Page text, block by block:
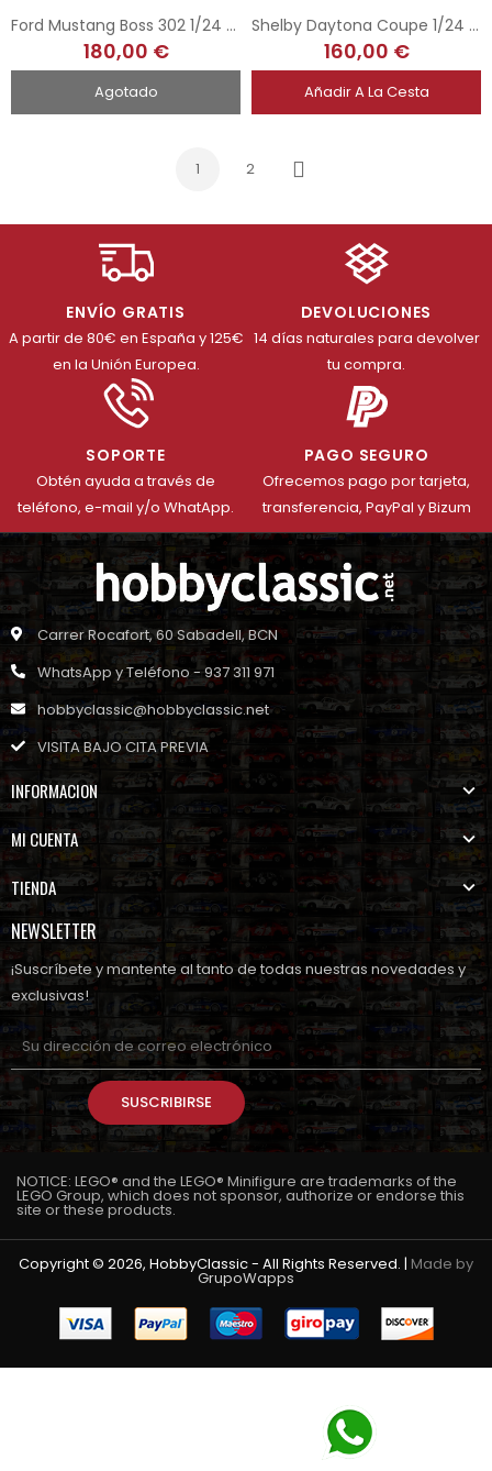
Ford Mustang Boss 302 1/24 - Bud Moore Team
180,00 €
Agotado
Shelby Daytona Coupe 1/24 - n9
160,00 €
Añadir A La Cesta
1 2
Siguiente
ENVÍO GRATIS
A partir de 80€ en España y 125€
en la Unión Europea.
DEVOLUCIONES
14 días naturales para devolver
tu compra.
SOPORTE
Obtén ayuda a través de
teléfono, e-mail y/o WhatApp.
PAGO SEGURO
Ofrecemos pago por tarjeta,
transferencia, PayPal y Bizum
Carrer Rocafort, 60 Sabadell, BCN
WhatsApp y Teléfono - 937 311 971
hobbyclassic@hobbyclassic.net
VISITA BAJO CITA PREVIA
INFORMACION
MI CUENTA
TIENDA
NEWSLETTER
¡Suscríbete y mantente al tanto de todas nuestras novedades y
exclusivas!
SUSCRIBIRSE
NOTICE: LEGO® and the LEGO® Minifigure are trademarks of the
LEGO Group, which does not sponsor, authorize or endorse this
site or these products.
Copyright © 2026, HobbyClassic - All Rights Reserved. | Made by
GrupoWapps